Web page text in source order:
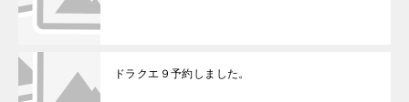
ドラクエ９予約しました。